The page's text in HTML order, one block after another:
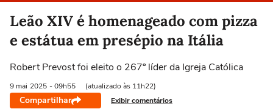
Leão XIV é homenageado com pizza
e estátua em presépio na Itália
Robert Prevost foi eleito o 267º líder da Igreja Católica
9 mai 2025 - 09h55 (atualizado às 11h22)
Compartilhar Exibir comentários